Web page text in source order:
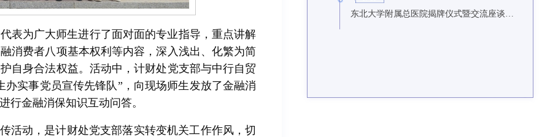
表为广大师生进行了面对面的专业指导，重点讲解
消费者八项基本权利等内容，深入浅出、化繁为简
自身合法权益。活动中，计财处党支部与中行自贸
实事党员宣传先锋队”，向现场师生发放了金融消
行金融消保知识互动问答。
活动，是计财处党支部落实转变机关工作作风，切
东北大学附属总医院揭牌仪式暨交流座谈会举行